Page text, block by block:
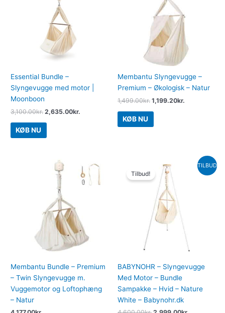
Essential Bundle –
Slyngevugge med motor |
Moonboon
3,100.00kr.
3,100.00kr..
2,635.00kr.
KØB NU
Membantu Slyngevugge –
Premium – Økologisk – Natur
1,499.00kr.
1,499.00kr..
1,199.20kr.
KØB NU
Membantu Bundle – Premium
– Twin Slyngevugge m.
Vuggemotor og Loftophæng
– Natur
TILBUD
Tilbud!
BABYNOHR – Slyngevugge
Med Motor – Bundle
Sampakke – Hvid – Nature
White – Babynohr.dk
oprindelige
pris
var:
4,600.00kr..
Den
aktuelle